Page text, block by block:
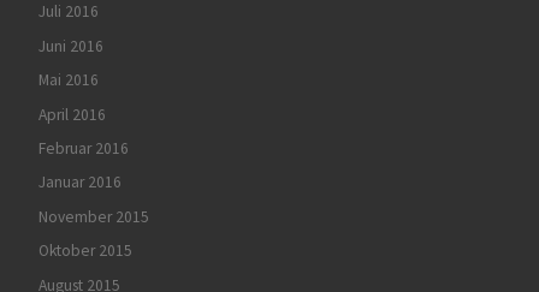
Juli 2016
Juni 2016
Mai 2016
April 2016
Februar 2016
Januar 2016
November 2015
Oktober 2015
August 2015